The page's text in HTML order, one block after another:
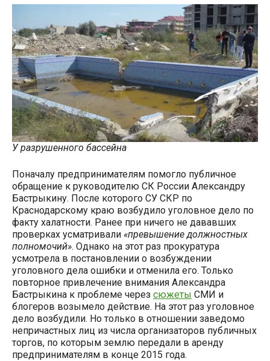
У разрушенного бассейна
Поначалу предпринимателям помогло публичное
обращение к руководителю СК России Александру
Бастрыкину. После которого СУ СКР по
Краснодарскому краю возбудило уголовное дело по
факту халатности. Ранее при ничего не дававших
проверках усматривали «превышение должностных
полномочий». Однако на этот раз прокуратура
усмотрела в постановлении о возбуждении
уголовного дела ошибки и отменила его. Только
повторное привлечение внимания Александра
Бастрыкина к проблеме через сюжеты СМИ и
блогеров возымело действие. На этот раз уголовное
дело возбудили. Но только в отношении заведомо
непричастных лиц из числа организаторов публичных
торгов, по которым землю передали в аренду
предпринимателям в конце 2015 года.